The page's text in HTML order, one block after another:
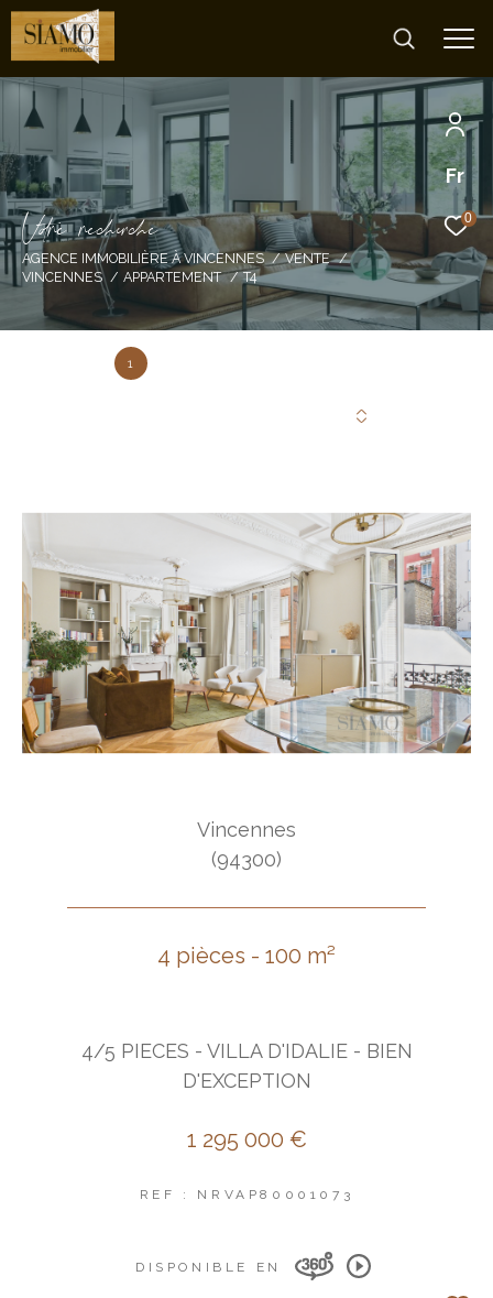
Fr
0
Vore recece
AGENCE IMMOBILIÈRE À VINCENNES
VENTE
VINCENNES
APPARTEMENT T4
1
Vincennes
(94300)
4 pièces - 100 m²
4/5 PIECES - VILLA D'IDALIE - BIEN
D'EXCEPTION
1 295 000 €
REF : NRVAP80001073
DISPONIBLE EN